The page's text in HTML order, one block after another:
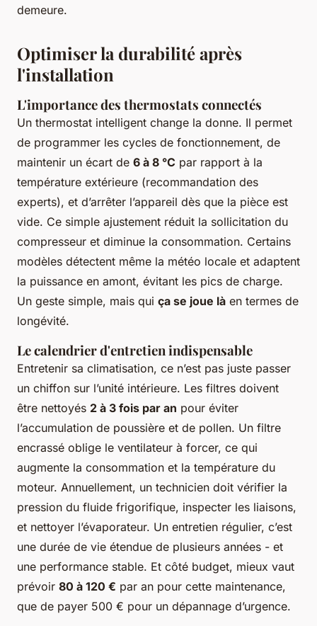
demeure.
Optimiser la durabilité après
l'installation
L'importance des thermostats connectés
Un thermostat intelligent change la donne. Il permet
de programmer les cycles de fonctionnement, de
maintenir un écart de 6 à 8 °C par rapport à la
température extérieure (recommandation des
experts), et d’arrêter l’appareil dès que la pièce est
vide. Ce simple ajustement réduit la sollicitation du
compresseur et diminue la consommation. Certains
modèles détectent même la météo locale et adaptent
la puissance en amont, évitant les pics de charge.
Un geste simple, mais qui ça se joue là en termes de
longévité.
Le calendrier d'entretien indispensable
Entretenir sa climatisation, ce n’est pas juste passer
un chiffon sur l’unité intérieure. Les filtres doivent
être nettoyés 2 à 3 fois par an pour éviter
l’accumulation de poussière et de pollen. Un filtre
encrassé oblige le ventilateur à forcer, ce qui
augmente la consommation et la température du
moteur. Annuellement, un technicien doit vérifier la
pression du fluide frigorifique, inspecter les liaisons,
et nettoyer l’évaporateur. Un entretien régulier, c’est
une durée de vie étendue de plusieurs années - et
une performance stable. Et côté budget, mieux vaut
prévoir 80 à 120 € par an pour cette maintenance,
que de payer 500 € pour un dépannage d’urgence.